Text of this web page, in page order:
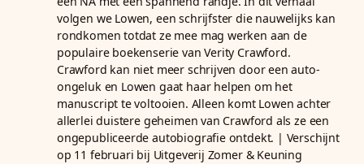
volgen we Lowen, een schrijfster die nauwelijks kan
rondkomen totdat ze mee mag werken aan de
populaire boekenserie van Verity Crawford.
Crawford kan niet meer schrijven door een auto-
ongeluk en Lowen gaat haar helpen om het
manuscript te voltooien. Alleen komt Lowen achter
allerlei duistere geheimen van Crawford als ze een
ongepubliceerde autobiografie ontdekt. | Verschijnt
op 11 februari bij Uitgeverij Zomer & Keuning